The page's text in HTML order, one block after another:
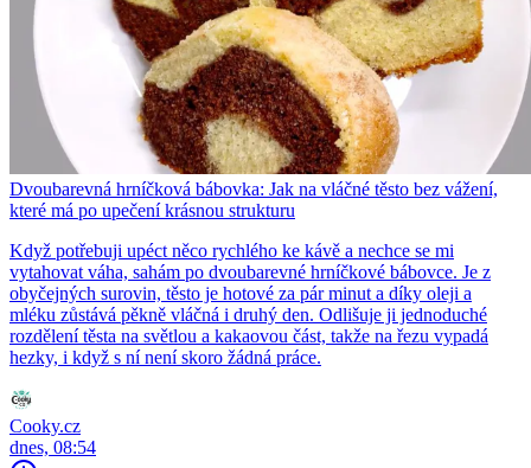
Dvoubarevná hrníčková bábovka: Jak na vláčné těsto bez vážení,
které má po upečení krásnou strukturu
Když potřebuji upéct něco rychlého ke kávě a nechce se mi
vytahovat váha, sahám po dvoubarevné hrníčkové bábovce. Je z
obyčejných surovin, těsto je hotové za pár minut a díky oleji a
mléku zůstává pěkně vláčná i druhý den. Odlišuje ji jednoduché
rozdělení těsta na světlou a kakaovou část, takže na řezu vypadá
hezky, i když s ní není skoro žádná práce.
Cooky.cz
dnes, 08:54